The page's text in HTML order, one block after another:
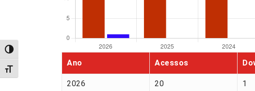
Alternar alto contraste
Alternar tamanho da fonte
Ano Acessos
2026 20 1